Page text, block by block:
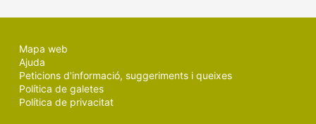
Mapa web
Ajuda
Peticions d'informació, suggeriments i queixes
Política de galetes
Política de privacitat